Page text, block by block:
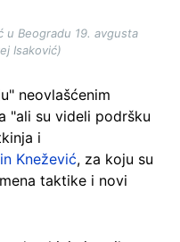
u Beogradu 19. avgusta
Isaković)
neovlašćenim
"ali su videli podršku
i
Knežević, za koju su
taktike i novi